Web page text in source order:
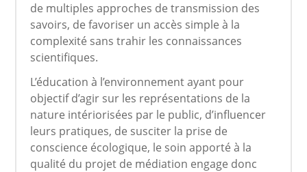
de multiples approches de transmission des
savoirs, de favoriser un accès simple à la
complexité sans trahir les connaissances
scientifiques.
L’éducation à l’environnement ayant pour
objectif d’agir sur les représentations de la
nature intériorisées par le public, d’influencer
leurs pratiques, de susciter la prise de
conscience écologique, le soin apporté à la
qualité du projet de médiation engage donc